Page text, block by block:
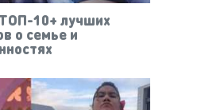
10+ лучших
о семье и